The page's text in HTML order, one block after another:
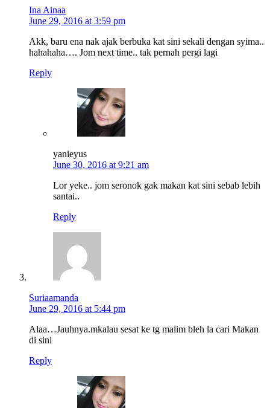
Ina Ainaa
June 29, 2016 at 3:59 pm
Akk, baru ena nak ajak berbuka kat sini sekali dengan syima..
hahahaha…. Jom next time.. tak pernah pergi lagi
Reply
yanieyus
June 30, 2016 at 9:21 am
Lor yeke.. jom seronok gak makan kat sini sebab lebih
santai..
Reply
Suriaamanda
June 29, 2016 at 5:44 pm
Alaa…Jauhnya.mkalau sesat ke tg malim bleh la cari Makan
di sini
Reply